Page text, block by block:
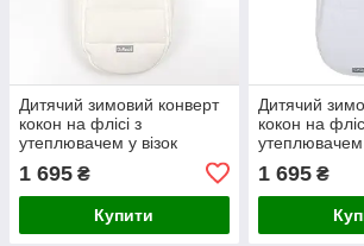
Дитячий зимовий конверт
кокон на флісі з
утеплювачем у візок
коляску від 0 до 10 місяців
Тренд Baby XS Молочний
1 695 ₴
Купити
Дитячий
кокон на
утеплювачем
коляску від
Тренд Baby
1 695₴